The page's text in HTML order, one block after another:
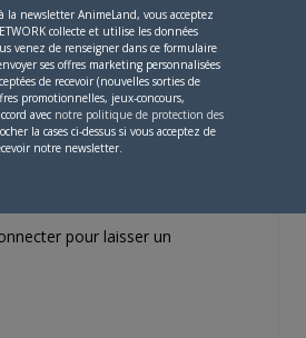
?), j'ai l'impression !
design est très sympa, mais je
Furiosa du film ! ^^
du Mahiro Maeda, c'est toujours
! Dommage que le projet soit
!
pour laisser un
la newsletter AnimeLand, vous acceptez
collecte et utilise les données
venez de renseigner dans ce formulaire
ses offres marketing personnalisées
de recevoir (nouvelles sorties de
promotionnelles, jeux-concours,
avec notre politique de protection des
la cases ci-dessus si vous acceptez de
notre newsletter.